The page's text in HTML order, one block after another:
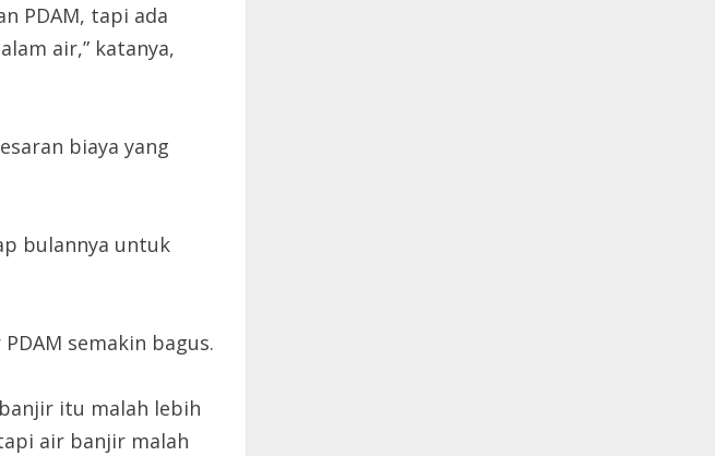
PDAM, tapi ada
air,” katanya,
biaya yang
bulannya untuk
semakin bagus.
itu malah lebih
air banjir malah